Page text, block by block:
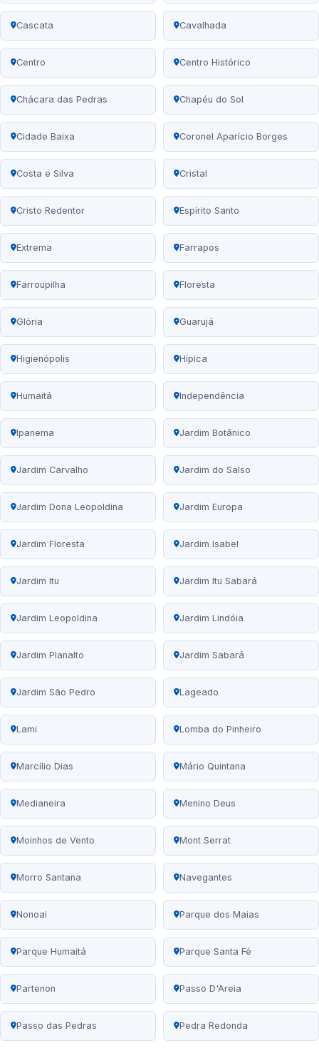
Cascata Cavalhada
Centro Centro Histórico
Chácara das Pedras Chapéu do Sol
Cidade Baixa Coronel Aparício Borges
Costa e Silva Cristal
Cristo Redentor Espírito Santo
Extrema Farrapos
Farroupilha Floresta
Glória Guarujá
Higienópolis Hípica
Humaitá Independência
Ipanema Jardim Botânico
Jardim Carvalho Jardim do Salso
Jardim Dona Leopoldina Jardim Europa
Jardim Floresta Jardim Isabel
Jardim Itu Jardim Itu Sabará
Jardim Leopoldina Jardim Lindóia
Jardim Planalto Jardim Sabará
Jardim São Pedro Lageado
Lami Lomba do Pinheiro
Marcílio Dias Mário Quintana
Medianeira Menino Deus
Moinhos de Vento Mont Serrat
Morro Santana Navegantes
Nonoai Parque dos Maias
Parque Humaitá Parque Santa Fé
Partenon Passo D'Areia
Passo das Pedras Pedra Redonda